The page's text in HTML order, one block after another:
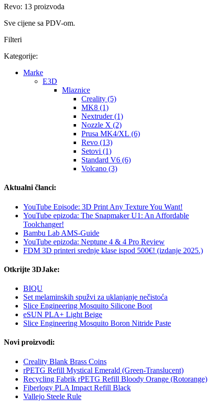
Revo: 13 proizvoda
Sve cijene sa PDV-om.
Filteri
Kategorije:
Marke
E3D
Mlaznice
Creality (5)
MK8 (1)
Nextruder (1)
Nozzle X (2)
Prusa MK4/XL (6)
Revo (13)
Setovi (1)
Standard V6 (6)
Volcano (3)
Aktualni članci:
YouTube Episode: 3D Print Any Texture You Want!
YouTube epizoda: The Snapmaker U1: An Affordable
Toolchanger!
Bambu Lab AMS-Guide
YouTube epizoda: Neptune 4 & 4 Pro Review
FDM 3D printeri srednje klase ispod 500€! (izdanje 2025.)
Otkrijte 3DJake:
BIQU
Set melaminskih spužvi za uklanjanje nečistoća
Slice Engineering Mosquito Silicone Boot
eSUN PLA+ Light Beige
Slice Engineering Mosquito Boron Nitride Paste
Novi proizvodi:
Creality Blank Brass Coins
rPETG Refill Mystical Emerald (Green-Translucent)
Recycling Fabrik rPETG Refill Bloody Orange (Rotorange)
Fiberlogy PLA Impact Refill Black
Vallejo Steele Rule